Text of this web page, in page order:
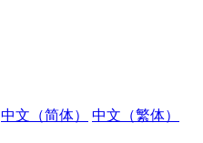
中文（简体） 中文（繁体）